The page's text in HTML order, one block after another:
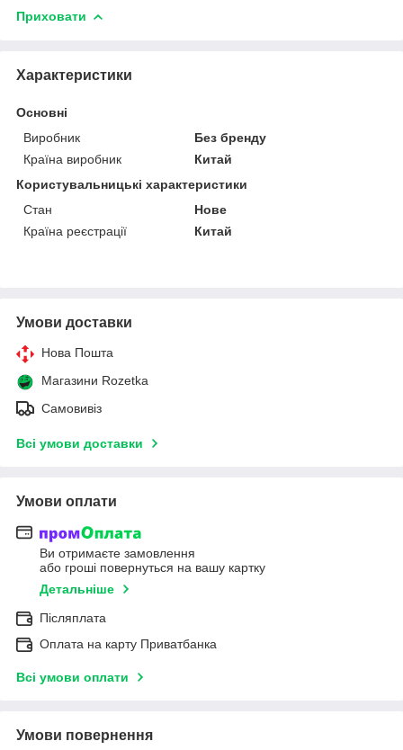
Приховати
Характеристики
Основні
Виробник
Без бренду
Країна виробник
Китай
Користувальницькі характеристики
Стан
Нове
Країна реєстрації
Китай
Умови доставки
Нова Пошта
Магазини Rozetka
Самовивіз
Всі умови доставки
Умови оплати
Ви отримаєте замовлення
або гроші повернуться на вашу картку
Детальніше
Післяплата
Оплата на карту Приватбанка
Всі умови оплати
Умови повернення